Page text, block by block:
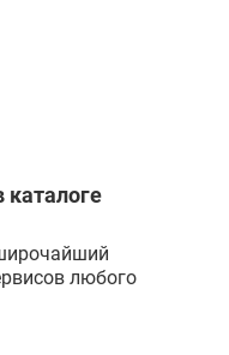
каталоге
любого